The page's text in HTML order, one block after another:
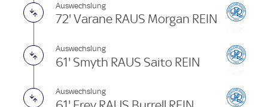
Auswechslung
72' Varane RAUS Morgan REIN
Auswechslung
61' Smyth RAUS Saito REIN
Auswechslung